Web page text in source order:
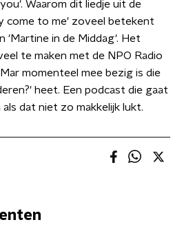
Waarom dit liedje uit de
come to me' zoveel betekent
'Martine in de Middag'. Het
te maken met de NPO Radio
momenteel mee bezig is die
heet. Een podcast die gaat
dat niet zo makkelijk lukt.